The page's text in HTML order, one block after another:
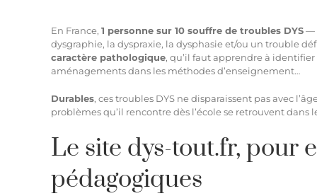
En France, 1 personne sur 10 souffre de troubles DYS—
dysgraphie, la dyspraxie, la dysphasie et/ou un trouble
caractère pathologique, qu’il faut apprendre à
aménagements dans les méthodes d’enseignement…
Durables, ces troubles DYS ne disparaissent pas avec
problèmes qu’il rencontre dès l’école se retrouvent
Le site dys-tout.fr, pour
pédagogiques